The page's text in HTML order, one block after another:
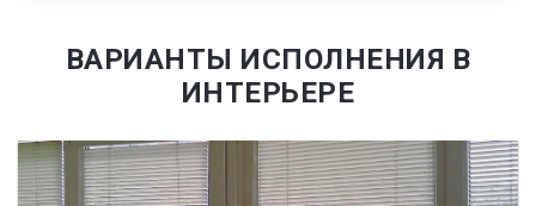
ВАРИАНТЫ ИСПОЛНЕНИЯ В
ИНТЕРЬЕРЕ